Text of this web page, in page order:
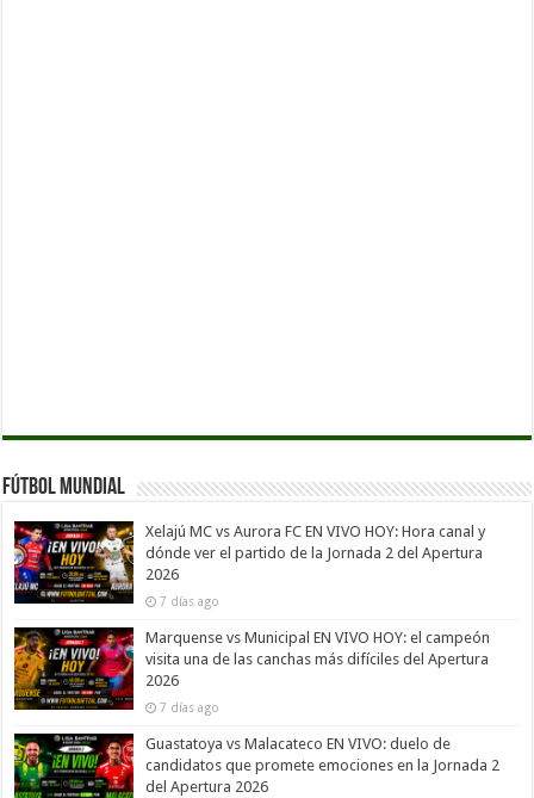
Fútbol Mundial
Xelajú MC vs Aurora FC EN VIVO HOY: Hora canal y
dónde ver el partido de la Jornada 2 del Apertura
2026
7 días ago
Marquense vs Municipal EN VIVO HOY: el campeón
visita una de las canchas más difíciles del Apertura
2026
7 días ago
Guastatoya vs Malacateco EN VIVO: duelo de
candidatos que promete emociones en la Jornada 2
del Apertura 2026